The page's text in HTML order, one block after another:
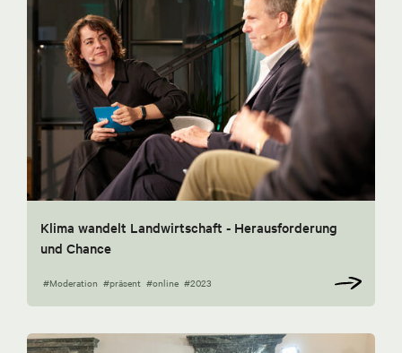
Klima wandelt Landwirtschaft - Herausforderung
und Chance
#Moderation #präsent #online #2023